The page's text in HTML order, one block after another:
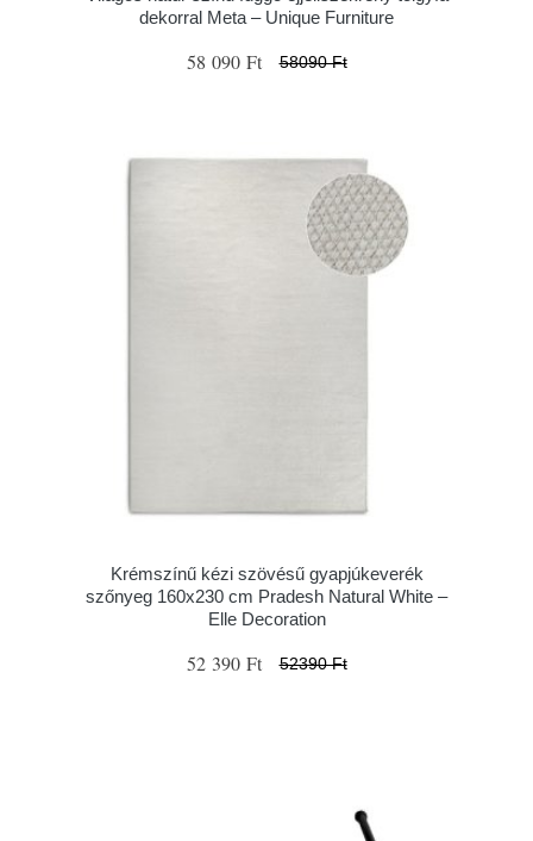
dekorral Meta – Unique Furniture
58 090 Ft 58090 Ft
Krémszínű kézi szövésű gyapjúkeverék
szőnyeg 160x230 cm Pradesh Natural White –
Elle Decoration
52 390 Ft 52390 Ft